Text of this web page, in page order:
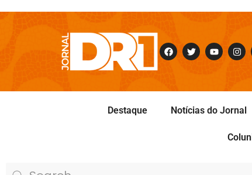
Destaque Notícias do Jornal